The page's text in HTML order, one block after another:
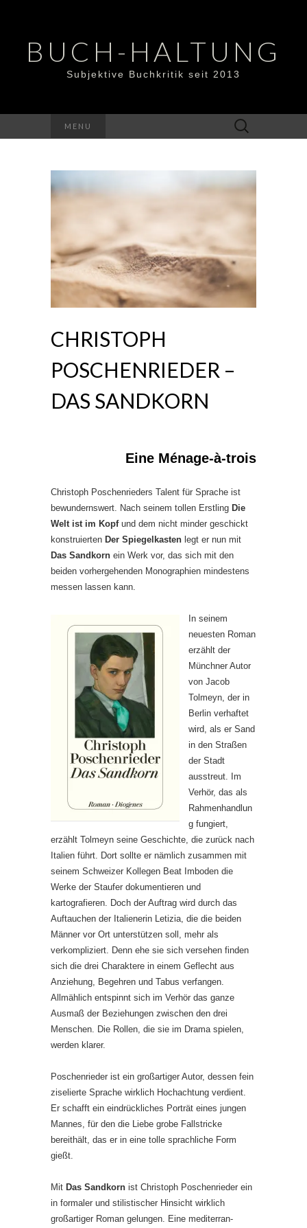
BUCH-HALTUNG
Subjektive Buchkritik seit 2013
MENU
Suchen
nach:
CHRISTOPH
POSCHENRIEDER –
DAS SANDKORN
Eine Ménage-à-trois
Christoph Poschenrieders Talent für Sprache ist
bewundernswert. Nach seinem tollen Erstling Die
Welt ist im Kopfund dem nicht minder geschickt
konstruierten Der Spiegelkasten legt er nun mit
Das Sandkorn ein Werk vor, das sich mit den
beiden vorhergehenden Monographien mindestens
messen lassen kann.
In seinem
neuesten Roman
erzählt der
Münchner Autor
von Jacob
Tolmeyn, der in
Berlin verhaftet
wird, als er Sand
in den Straßen
der Stadt
ausstreut. Im
Verhör, das als
Rahmenhandlun
g fungiert,
erzählt Tolmeyn seine Geschichte, die zurück nach
Italien führt. Dort sollte er nämlich zusammen mit
seinem Schweizer Kollegen Beat Imboden die
Werke der Staufer dokumentieren und
kartografieren. Doch der Auftrag wird durch das
Auftauchen der Italienerin Letizia, die die beiden
Männer vor Ort unterstützen soll, mehr als
verkompliziert. Denn ehe sie sich versehen finden
sich die drei Charaktere in einem Geflecht aus
Anziehung, Begehren und Tabus verfangen.
Allmählich entspinnt sich im Verhör das ganze
Ausmaß der Beziehungen zwischen den drei
Menschen. Die Rollen, die sie im Drama spielen,
werden klarer.
Poschenrieder ist ein großartiger Autor, dessen fein
ziselierte Sprache wirklich Hochachtung verdient.
Er schafft ein eindrückliches Porträt eines jungen
Mannes, für den die Liebe grobe Fallstricke
bereithält, das er in eine tolle sprachliche Form
gießt.
Mit Das Sandkorn ist Christoph Poschenrieder ein
in formaler und stilistischer Hinsicht wirklich
großartiger Roman gelungen. Eine mediterran-